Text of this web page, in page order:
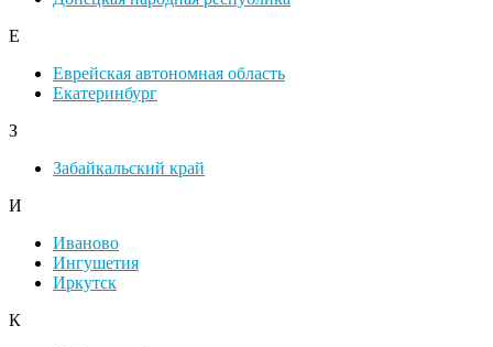
Е
Еврейская автономная область
Екатеринбург
З
Забайкальский край
И
Иваново
Ингушетия
Иркутск
К